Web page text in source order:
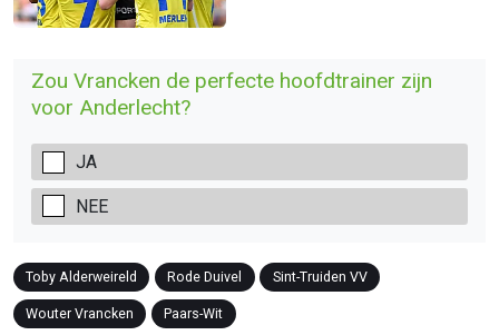
Zou Vrancken de perfecte hoofdtrainer zijn
voor Anderlecht?
JA
NEE
Toby Alderweireld Rode Duivel Sint-Truiden VV
Wouter Vrancken Paars-Wit